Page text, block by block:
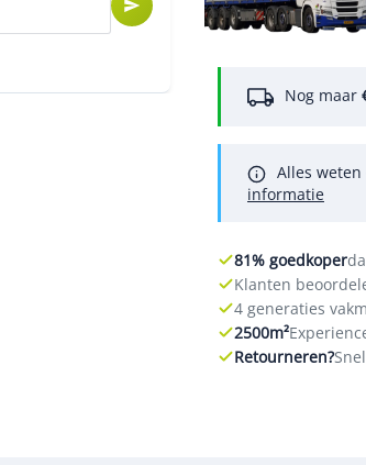
Nog maar
Alles
informatie
81% goedkoper
Klanten
4 generaties
2500m²
Retourneren?